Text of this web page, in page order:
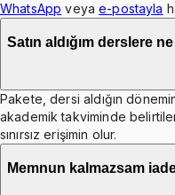
WhatsApp veya e-postayla
Satın aldığım derslere
Pakete, dersi aldığın
akademik takviminde
sınırsız erişimin olur.
Memnun kalmazsam